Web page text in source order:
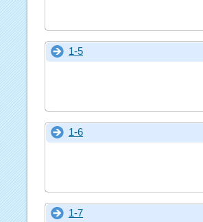
1-5
1-6
1-7